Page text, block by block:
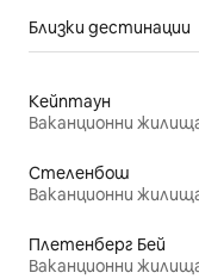
Близки дестинации
Кейптаун
Стеленбош
Плетенберг Бей